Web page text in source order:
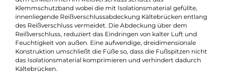
wird. Er reflektiert die vom Körper abgegebene
und erzielt somit eine bessere Wärmespeicherung. Eine
konturgeformte Kapuze mit anpassbarer Gesichtsöffnung und
ein Wärmekragen minimieren den Wärmeverlust. Ein weiteres
Highlight des G 490x ist der 2-Wege-Reißverschluss. Dieser 2-
Wege-Reißverschluss sorgt für eine optimale und individuell
anpassbare Belüftung des Schlafsacks. Der Schlafsack kann
durch dieses spezielle Reißverschlusssystem auch mit einem